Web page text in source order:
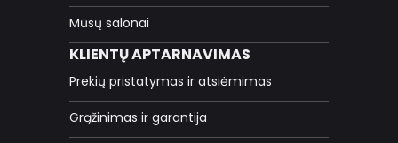
Mūsų salonai
KLIENTŲ APTARNAVIMAS
Prekių pristatymas ir atsiėmimas
Grąžinimas ir garantija